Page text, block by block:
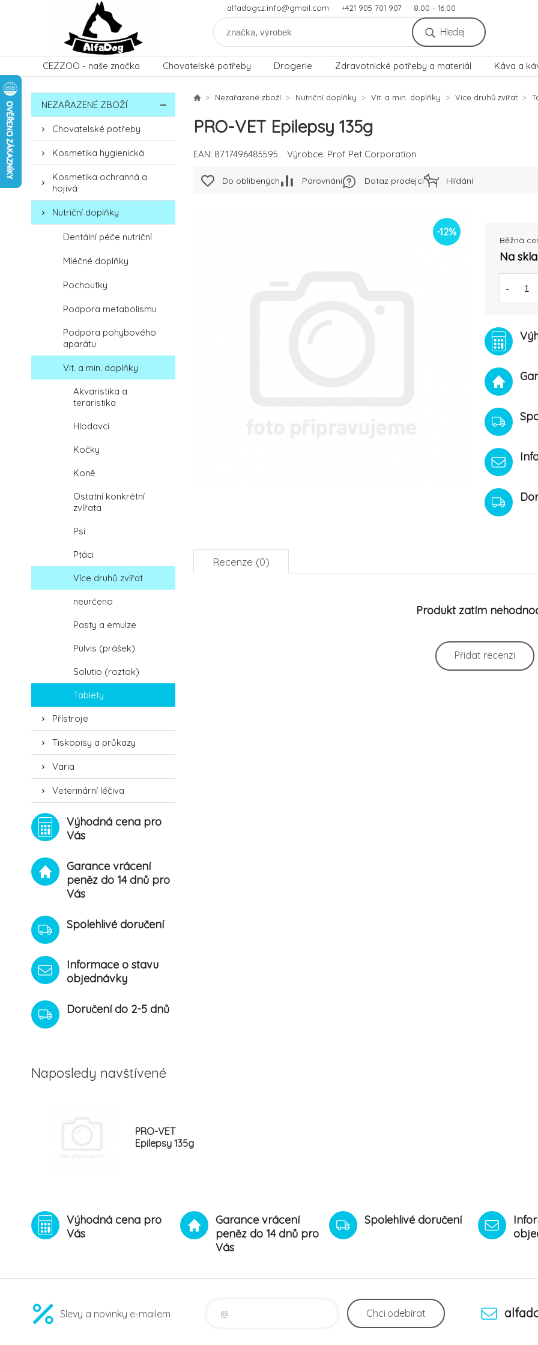
alfadogcz.info@gmail.com +421 905 701 907 8:00 - 16:00
Hledej
CEZZOO - naše značka Chovatelské potřeby Drogerie Zdravotnické potřeby a materiál Káva a
NEZAŘAZENÉ ZBOŽÍ
Chovatelské potřeby
Kosmetika hygienická
Kosmetika ochranná a
hojivá
Nutriční doplňky
Dentální péče nutriční
Mléčné doplňky
Pochoutky
Podpora metabolismu
Podpora pohybového
aparátu
Vit. a min. doplňky
Akvaristika a
teraristika
Hlodavci
Kočky
Koně
Ostatní konkrétní
zvířata
Psi
Ptáci
Více druhů zvířat
neurčeno
Pasty a emulze
Pulvis (prášek)
Solutio (roztok)
Tablety
Přístroje
Tiskopisy a průkazy
Varia
Veterinární léčiva
Výhodná cena pro
Vás
Garance vrácení
peněz do 14 dnů pro
Vás
Spolehlivé doručení
Informace o stavu
objednávky
Doručení do 2-5 dnů
Nezařazené zboží Nutriční doplňky Vit. a min. doplňky Více druhů zvířat
PRO-VET Epilepsy 135g
-12%
Běžná
Na
-
EAN: 8717496485595 Výrobce: Prof Pet Corporation
Do oblíbených Porovnání Dotaz prodejci Hlídání
Recenze (0)
Produkt zatím
Přidat recenzi
Naposledy navštívené
PRO-VET
Epilepsy 135g
Výhodná cena pro
Vás
Garance vrácení
peněz do 14 dnů pro
Vás
Spolehlivé doručení
Slevy a novinky e-mailem Chci odebírat